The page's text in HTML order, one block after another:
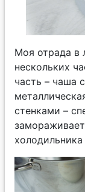
Моя отрада в
нескольких
часть – чаша
стенками –